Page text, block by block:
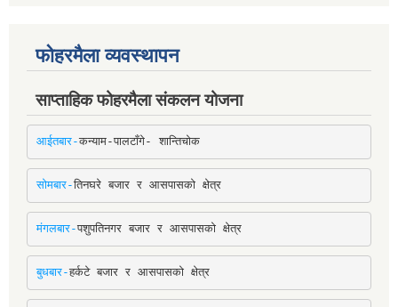
फोहरमैला व्यवस्थापन
साप्ताहिक फोहरमैला संकलन योजना
आईतबार-कन्याम-पालटाँगे- शान्तिचोक
सोमबार-तिनघरे बजार र आसपासको क्षेत्र
मंगलबार-पशुपतिनगर बजार र आसपासको क्षेत्र
बुधबार-हर्कटे बजार र आसपासको क्षेत्र